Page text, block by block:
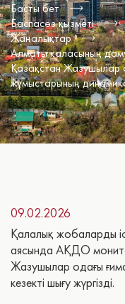
Басты бет
Баспасөз қызметі
Жаңалықтар
Алматы қаласының
Қазақстан Жазушылар
жұмыстарының
09.02.2026
Қалалық жобаларды
аясында АҚДО
Жазушылар одағы
кезекті шығу жүргізді.